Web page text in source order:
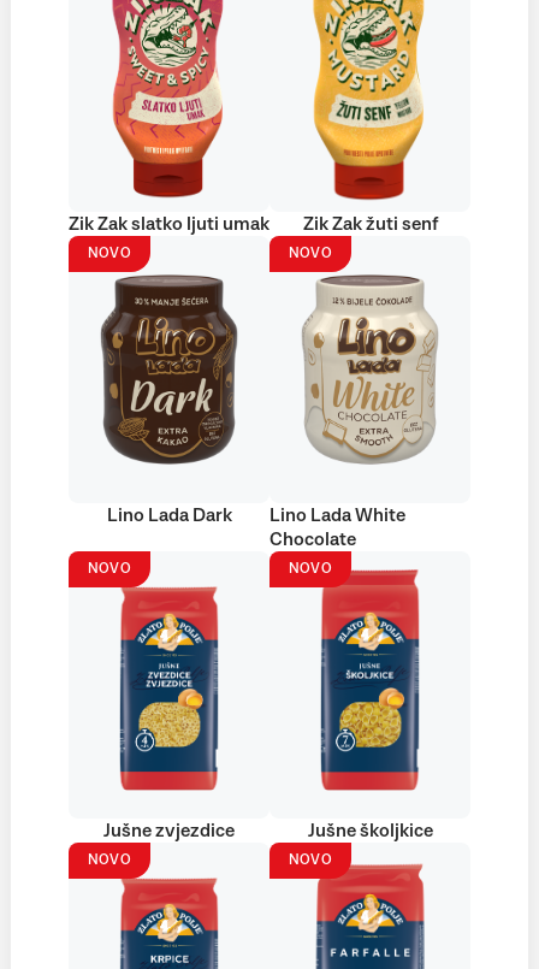
Zik Zak slatko ljuti umak Zik Zak žuti senf
NOVO
Lino Lada Dark
NOVO
Lino Lada White
Chocolate
NOVO
Jušne zvjezdice
NOVO
Jušne školjkice
NOVO NOVO